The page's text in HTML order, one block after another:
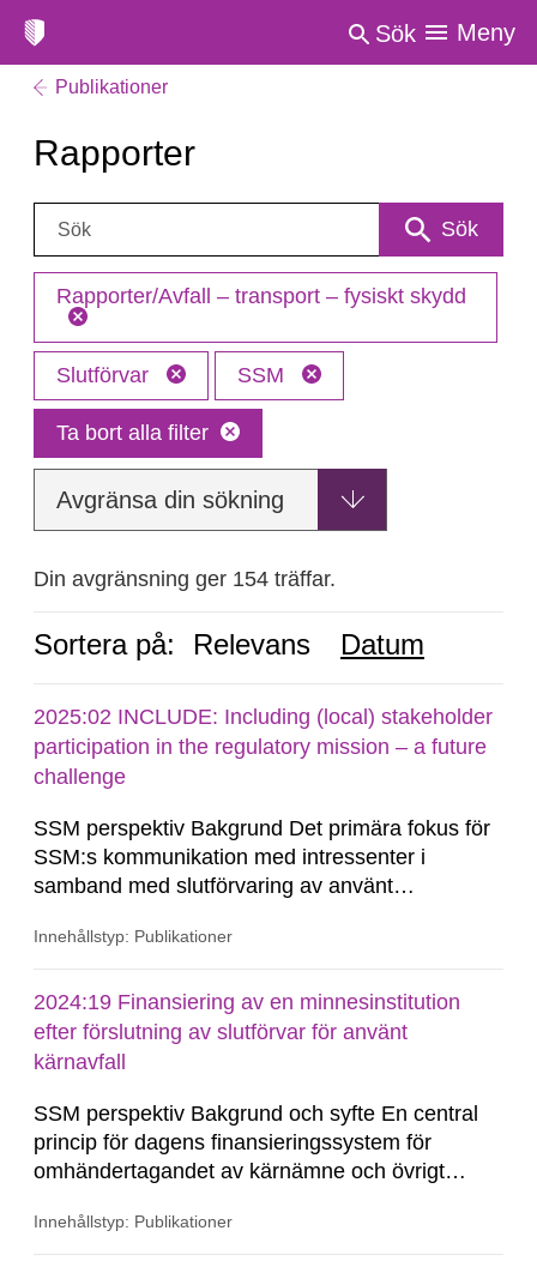
Sök Meny
Publikationer
Rapporter
Sök: Sök
Rapporter/Avfall – transport – fysiskt skydd
Slutförvar SSM
Ta bort alla filter
Avgränsa din sökning
Din avgränsning ger 154 träffar.
Sortera på: Relevans Datum
2025:02 INCLUDE: Including (local) stakeholder
participation in the regulatory mission – a future
challenge
SSM perspektiv Bakgrund Det primära fokus för
SSM:s kommunikation med intressenter i
samband med slutförvaring av använt
legat på formella samrådsprocesser kring den
utvecklingsprogram samt SKB:s
tillståndsansökningar enligt kärntekniklagen.
Innehållstyp: Publikationer
2024:19 Finansiering av en minnesinstitution
efter förslutning av slutförvar för använt
kärnavfall
SSM perspektiv Bakgrund och syfte En central
princip för dagens finansieringssystem för
omhändertagandet av kärnämne och övrigt
avveckling av kärnkraftverk är
Innehållstyp: Publikationer